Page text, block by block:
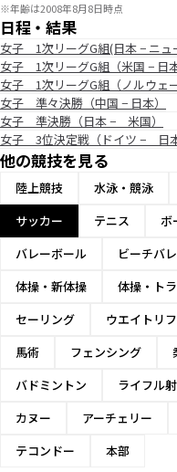
※年齢は2008年8月8日時点
日程・結果
女子 1次リーグG組(日本 − ニュ
女子 1次リーグG組（米国 − 日本
女子 1次リーグG組（ノルウェー
女子 準々決勝（中国 − 日本）
女子 準決勝（日本 − 米国）
女子 3位決定戦（ドイツ − 日本
他の競技を見る
陸上競技 水泳・競泳
サッカー
テニス ボ
バレーボール
ビーチバ
体操・新体操
体操・ト
セーリング
ウエイトリ
馬術
フェンシング
バドミントン
ライフル
カヌー
アーチェリー
テコンドー
本部